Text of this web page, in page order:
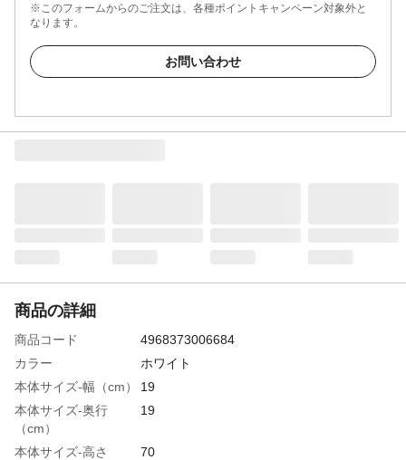
※このフォームからのご注文は、各種ポイントキャンペーン対象外と
なります。
お問い合わせ
商品の詳細
商品コード
4968373006684
カラー
ホワイト
本体サイズ-幅（cm）
19
本体サイズ-奥行
（cm）
19
本体サイズ-高さ
70